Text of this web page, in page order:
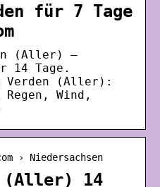
für 7 Tage
(Aller) –
14 Tage.
Verden (Aller):
Wind,
› Niedersachsen
(Aller) 14